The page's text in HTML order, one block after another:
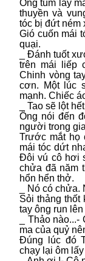
Ông túm lấy
thuyền và
tóc bị đứt ném
Gió cuốn mái
quại.
_ Đánh tuốt
trên mái liếp
Chinh vòng
cơn. Một lúc
mạnh. Chiếc
_ Tao sẽ lột
Ông nói đến
người trong
Trước mắt họ
mái tóc dứt
Đôi vú cô hơi
chửa đã năm
hổn hển thở.
_ Nó có
Sỏi thảng thốt
tay ông run
_ Thảo
ma của quỷ
Đúng lúc đó
chạy lại ôm